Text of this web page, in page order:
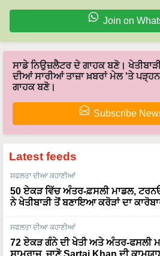
ਦੀਆਂ ਸਾਰੀਆਂ ਤਾਜ਼ਾ ਖ਼ਬਰਾਂ ਮੇਲ 'ਤੇ
ਗਾਹਕ ਬਣੋ।
Latest feeds
ਸਫਲਤਾ ਦੀਆ ਕਹਾਣੀਆਂ
50 ਏਕੜ ਵਿੱਚ ਅੰਤਰ-ਫ਼ਸਲੀ ਮਾਡਲ,
ਨੇ ਖੇਤੀਬਾੜੀ ਤੋਂ ਬਣਾਇਆ ਕਰੋੜਾਂ ਦਾ
72 ਏਕੜ ਗੰਨੇ ਦੀ ਖੇਤੀ ਅਤੇ ਅੰਤਰ-ਫਸਲੀ
ਸਾਮਰਾਜ, ਜਾਣੋ Sartaj Khan ਦੀ